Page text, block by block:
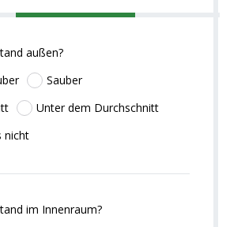
außen?
Sauber
Unter dem Durchschnitt
nicht
im Innenraum?